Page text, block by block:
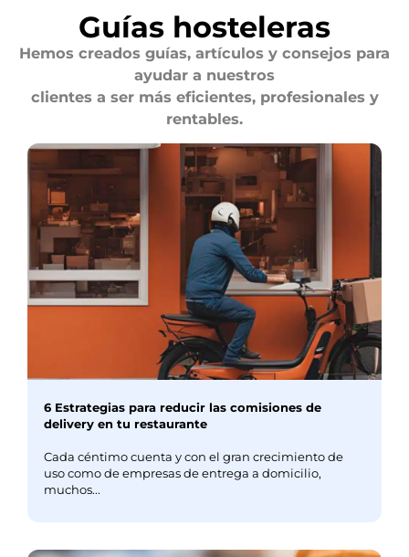
Guías hosteleras
Hemos creados guías, artículos y consejos para
ayudar a nuestros
clientes a ser más eficientes, profesionales y
rentables.
6 Estrategias para reducir las comisiones de
delivery en tu restaurante
Cada céntimo cuenta y con el gran crecimiento de
uso como de empresas de entrega a domicilio,
muchos...